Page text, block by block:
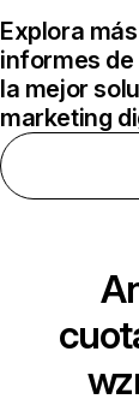
Explora
informes
la mejor
marketing